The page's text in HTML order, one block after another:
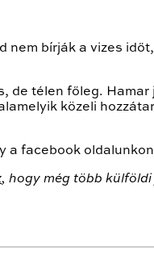
nem bírják a vizes
de télen főleg.
közeli
a facebook
, hogy még több